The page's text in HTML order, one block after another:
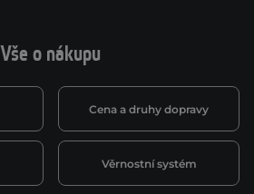
Vše o nákupu
Cena a druhy dopravy
Věrnostní systém